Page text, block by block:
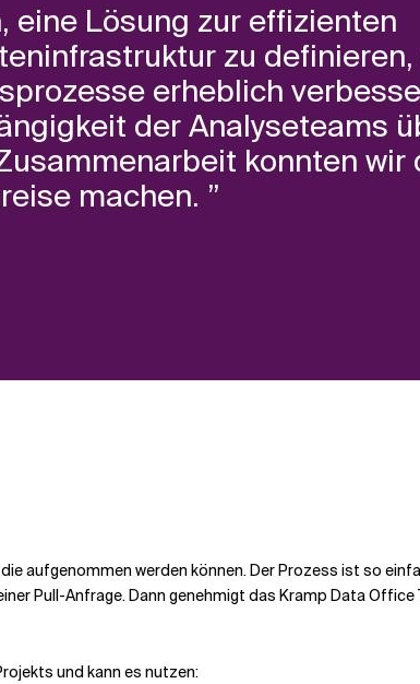
eine Lösung zur effizienten
zu
erheblich
der Analyseteams
konnten wir
machen. ”
aufgenommen werden können. Der Prozess ist so
Pull-Anfrage. Dann genehmigt das Kramp Data Office
und kann es nutzen: